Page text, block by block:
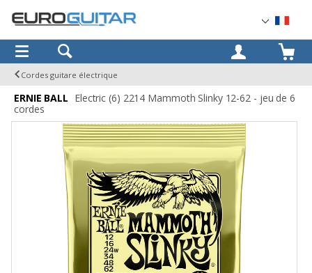
OK
Cordes guitare électrique
ERNIE BALL Electric (6) 2214 Mammoth Slinky 12-62 - jeu de 6
cordes